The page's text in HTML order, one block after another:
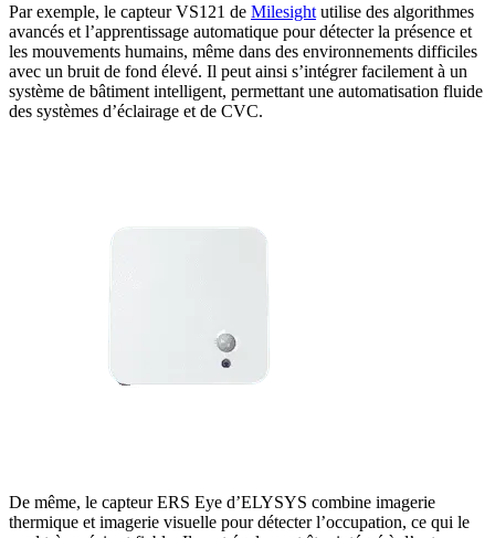
Par exemple, le capteur VS121 de Milesight utilise des algorithmes
avancés et l’apprentissage automatique pour détecter la présence et
les mouvements humains, même dans des environnements difficiles
avec un bruit de fond élevé. Il peut ainsi s’intégrer facilement à un
système de bâtiment intelligent, permettant une automatisation fluide
des systèmes d’éclairage et de CVC.
De même, le capteur ERS Eye d’ELYSYS combine imagerie
thermique et imagerie visuelle pour détecter l’occupation, ce qui le